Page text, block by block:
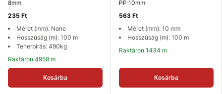
8mm
235 Ft
Méret (mm): None
Hosszúság (m): 100 m
Teherbírás: 490kg
Raktáron 4958 m
Kosárba
PP 10mm
563 Ft
Méret (mm): 10 mm
Hosszúság (m): 100 m
Raktáron 1434 m
Kosárba